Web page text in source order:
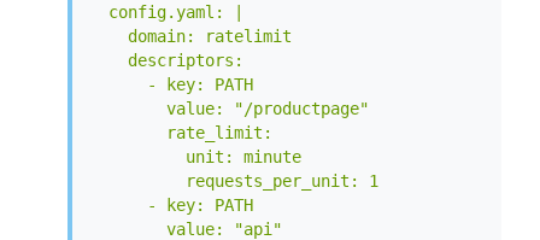
  config.yaml: |
    domain: ratelimit
    descriptors:
      - key: PATH
        value: "/productpage"
        rate_limit:
          unit: minute
          requests_per_unit: 1
      - key: PATH
        value: "api"